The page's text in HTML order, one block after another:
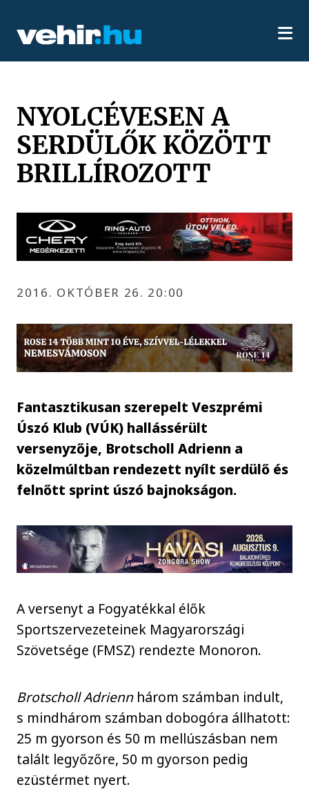
NYOLCÉVESEN A
SERDÜLŐK KÖZÖTT
BRILLÍROZOTT
2016. OKTÓBER 26. 20:00
Fantasztikusan szerepelt Veszprémi
Úszó Klub (VÚK) hallássérült
versenyzője, Brotscholl Adrienn a
közelmúltban rendezett nyílt serdülő és
felnőtt sprint úszó bajnokságon.
A versenyt a Fogyatékkal élők
Sportszervezeteinek Magyarországi
Szövetsége (FMSZ) rendezte Monoron.
Brotscholl Adriennhárom számban indult,
s mindhárom számban dobogóra állhatott:
25 m gyorson és 50 m mellúszásban nem
talált legyőzőre, 50 m gyorson pedig
ezüstérmet nyert.